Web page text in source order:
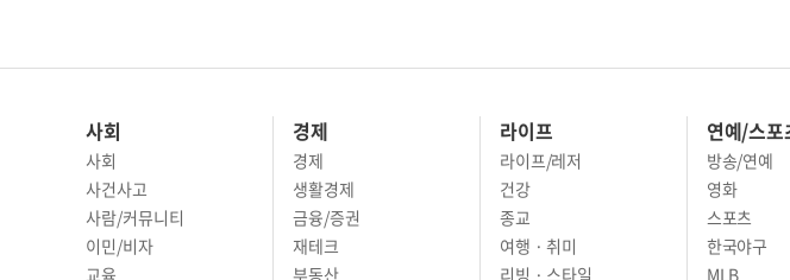
사회
사회
사건사고
경제
경제
생활경제
라이프
라이프/레저
건강
연예/스포츠
방송/연예
영화